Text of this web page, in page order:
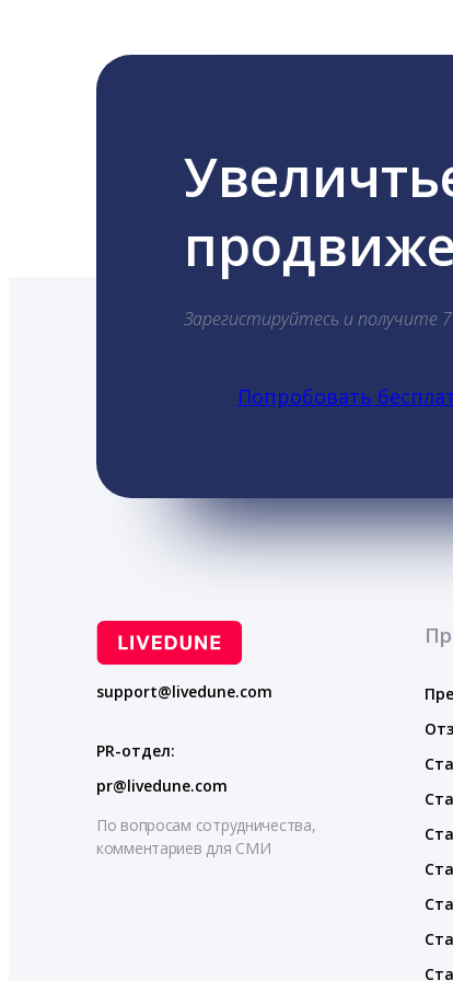
Зарегистируйтесь и получите
Попробовать
support@livedune.com
PR-отдел:
pr@livedune.com
По вопросам сотрудничества,
комментариев для СМИ